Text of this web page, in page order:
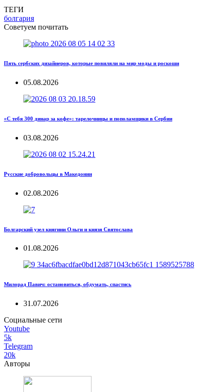
ТЕГИ
болгария
Советуем почитать
Пять сербских дизайнеров, которые повиляли на мир моды и роскоши
05.08.2026
«С тебя 300 динар за кофе»: тарелочницы и пополамщики в Сербии
03.08.2026
Русские добровольцы в Македонии
02.08.2026
Болгарский узел княгини Ольги и князя Святослава
01.08.2026
Милорад Павич: остановиться, обдумать, спастись
31.07.2026
Социальные сети
Youtube
5k
Telegram
20k
Авторы